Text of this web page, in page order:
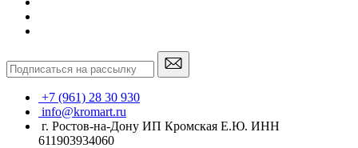
+7 (961) 28 30 930
info@kromart.ru
г. Ростов-на-Дону ИП Кромская Е.Ю. ИНН
611903934060